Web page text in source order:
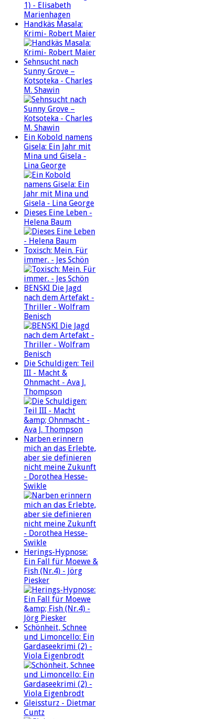
Handkäs Masala:
Krimi- Robert Maier
Sehnsucht nach
Sunny Grove –
Kotsoteka - Charles
M. Shawin
Ein Kobold namens
Gisela: Ein Jahr mit
Mina und Gisela -
Lina George
Dieses Eine Leben -
Helena Baum
Toxisch: Mein. Für
immer. - Jes Schön
BENSKI Die Jagd
nach dem Artefakt -
Thriller - Wolfram
Benisch
Die Schuldigen: Teil
III - Macht &
Ohnmacht - Ava J.
Thompson
Narben erinnern
mich an das Erlebte,
aber sie definieren
nicht meine Zukunft
- Dorothea Hesse-
Swikle
Herings-Hypnose:
Ein Fall für Moewe &
Fish (Nr.4) - Jörg
Piesker
Schönheit, Schnee
und Limoncello: Ein
Gardaseekrimi (2) -
Viola Eigenbrodt
Gleissturz - Dietmar
Cuntz